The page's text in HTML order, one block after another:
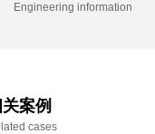
Engineering information
案例
cases